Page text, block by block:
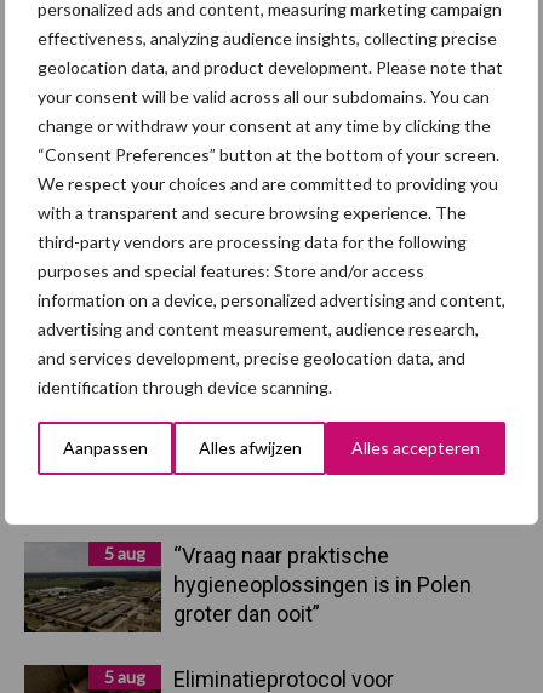
personalized ads and content, measuring marketing campaign
effectiveness, analyzing audience insights, collecting precise
geolocation data, and product development. Please note that
your consent will be valid across all our subdomains. You can
change or withdraw your consent at any time by clicking the
“Consent Preferences” button at the bottom of your screen.
We respect your choices and are committed to providing you
with a transparent and secure browsing experience. The
third-party vendors are processing data for the following
purposes and special features: Store and/or access
information on a device, personalized advertising and content,
advertising and content measurement, audience research,
and services development, precise geolocation data, and
identification through device scanning.
Aanpassen Alles afwijzen Alles accepteren
Primaire
Sidebar
Recent nieuws Partner nieuws
7 aug
Grondstoffenmarkt blijft grillig:
droogte en geopolitiek houden
5 aug
“Vraag naar praktische
hygieneoplossingen is in Polen
groter dan ooit”
5 aug
Eliminatieprotocol voor
Afrikaanse
varkenspest
Brachyspira
Toon meer